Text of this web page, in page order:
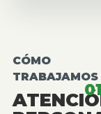
CÓMO
TRABAJAMOS
01